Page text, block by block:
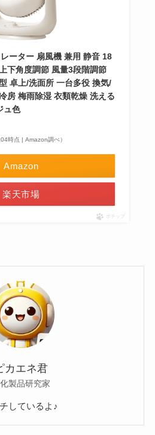
ーター 扇風機 兼用 静音 18
下角度調節 風量3段階調節
卓上/洗面所 一台多役 換気/
房 梅雨除湿 衣類乾燥 洗える
ュ色
時点 | Amazon調べ）
Amazon
楽天市場
ポチップ
カエネ君
製品研究家
しているよ♪